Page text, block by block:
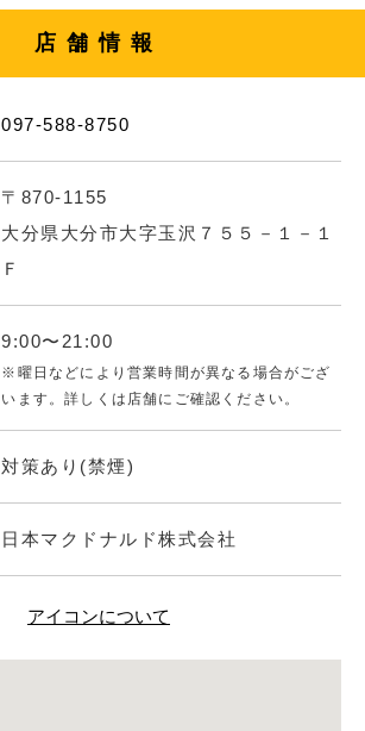
店舗情報
097-588-8750
〒870-1155
大分県大分市大字玉沢７５５－１－１
Ｆ
9:00〜21:00
※曜日などにより営業時間が異なる場合がござ
います。詳しくは店舗にご確認ください。
対策あり(禁煙)
日本マクドナルド株式会社
アイコンについて